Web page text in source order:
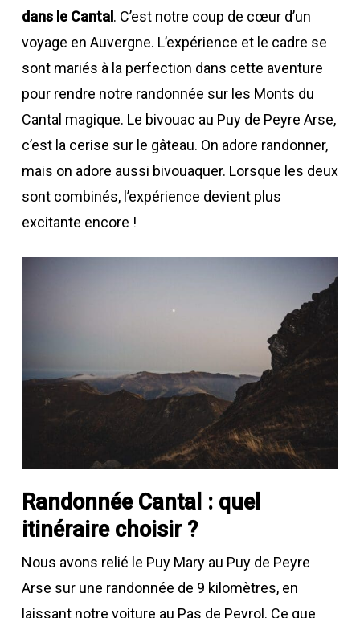
dans le Cantal . C’est notre coup de cœur d’un
voyage en Auvergne. L’expérience et le cadre se
sont mariés à la perfection dans cette aventure
pour rendre notre randonnée sur les Monts du
Cantal magique. Le bivouac au Puy de Peyre Arse,
c’est la cerise sur le gâteau. On adore randonner,
mais on adore aussi bivouaquer. Lorsque les deux
sont combinés, l’expérience devient plus
excitante encore !
Randonnée Cantal : quel
itinéraire choisir ?
Nous avons relié le Puy Mary au Puy de Peyre
Arse sur une randonnée de 9 kilomètres, en
laissant notre voiture au Pas de Peyrol. Ce que